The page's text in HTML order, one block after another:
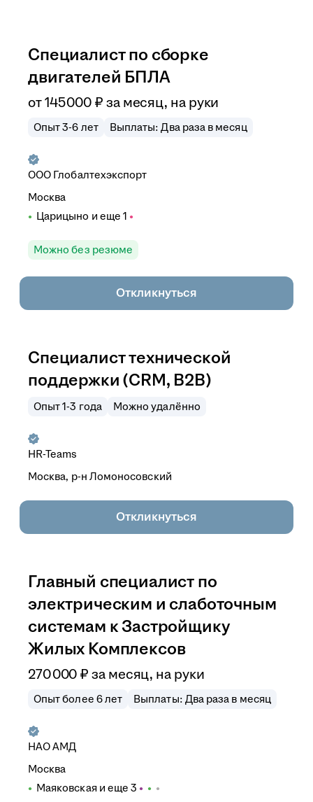
Специалист по сборке
двигателей БПЛА
от145 000 ₽ за месяц, на руки
Опыт 3-6 лет Выплаты: Два раза в месяц
ООО Глобалтехэкспорт
Москва
Царицыно и еще 1
Можно без резюме
Откликнуться
Специалист технической
поддержки (CRM, B2B)
Опыт 1-3 года Можно удалённо
HR-Teams
Москва, р-н Ломоносовский
Откликнуться
Главный специалист по
электрическим и слаботочным
системам к Застройщику
Жилых Комплексов
270 000 ₽ за месяц, на руки
Опыт более 6 лет Выплаты: Два раза в месяц
НАО АМД
Москва
Маяковская и еще 3